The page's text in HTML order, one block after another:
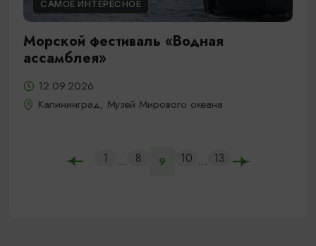
САМОЕ ИНТЕРЕСНОЕ
Морской фестиваль «Водная
ассамблея»
12.09.2026
Калининград, Музей Мирового океана
1 ... 8 9 10 ... 13